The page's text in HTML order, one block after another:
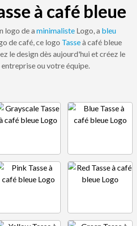
à café bleue
logo de a minimaliste Logo, a bleu
de café, ce logo Tasseà café bleue
le design dès aujourd'hui et créez le
ou votre équipe.